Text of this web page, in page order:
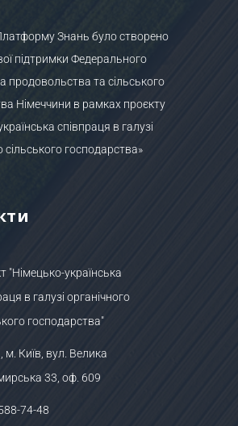
Знань було створено
підтримки Федерального
продовольства та сільського
Німеччини в рамках проєкту
співпраця в галузі
сільського господарства»
"Німецько-українська
в галузі органічного
господарства"
м. Київ, вул. Велика
33, оф. 609
74-48